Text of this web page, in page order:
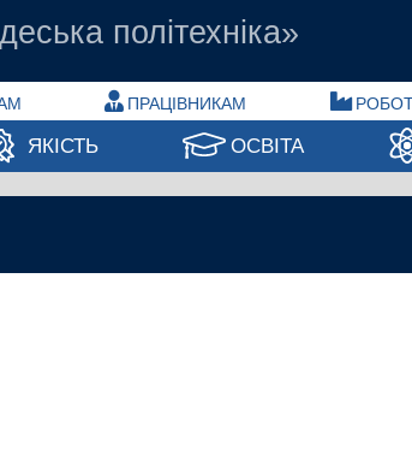
політехніка»
ПРАЦІВНИКАМ
ЯКІСТЬ ОСВІТА